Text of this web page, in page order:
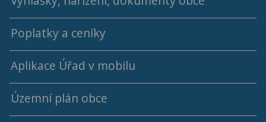
Poplatky a ceníky
Aplikace Úřad v mobilu
Územní plán obce